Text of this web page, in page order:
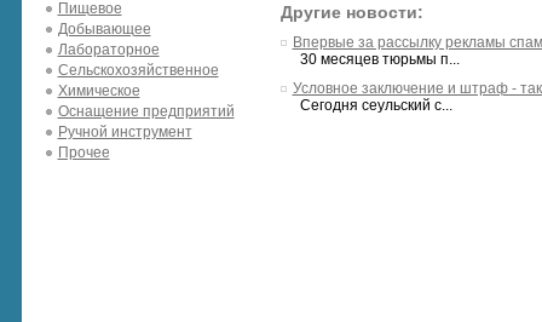
Пищевое
Добывающее
Лабораторное
Сельскохозяйственное
Химическое
Оснащение предприятий
Ручной инструмент
Прочее
Другие новости:
Впервые за рассылку рекламы
30 месяцев тюрьмы п...
Условное заключение и штраф -
Сегодня сеульский с...